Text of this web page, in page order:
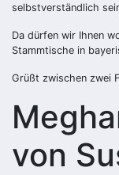
selbstverständlich
Da dürfen wir Ihnen
Stammtische in
Grüßt zwischen zwei
von